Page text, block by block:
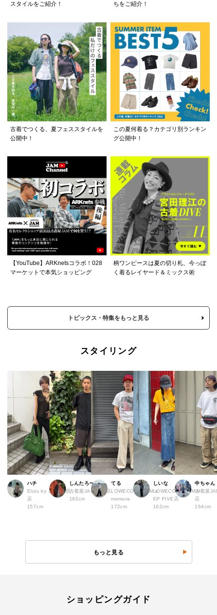
スタイルをご紹介！
ちをご紹介！
古着でつくる、夏フェススタイルを
公開中！
この夏何着る？カテゴリ別ランキン
グ公開中！
【YouTube】ARKnetsコラボ！028
マーケットで本気ショッピング
柄ワンピースは夏の切り札、今っぽ
く着るレイヤード＆ミックス術
トピックス・特集をもっと見る
スタイリング
ハチ
Elulu by JAM 原宿
店
157cm
しんたろー
古着屋JAM 仙台店
163cm
てる
LOWECO by JAM a
memura
172cm
しいな
LOWECO by JAM H
EP FIVE店
162cm
中ちゃん
古着屋
店
164cm
もっと見る
ショッピングガイド